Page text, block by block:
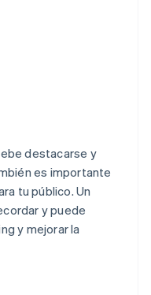
destacarse y
es importante
tu público. Un
y puede
y mejorar la